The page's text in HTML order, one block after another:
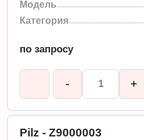
Модель
Категория
по запросу
- +
Pilz - Z9000003